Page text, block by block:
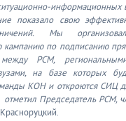
информационных
показало свою
Мы
кампанию по подписанию
между РСМ,
на базе которых
КОН и откроются СИЦ
отметил Председатель РСМ,